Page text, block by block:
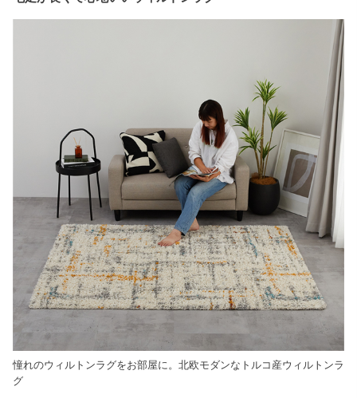
憧れのウィルトンラグをお部屋に。北欧モダンなトルコ産ウィルトンラ
グ